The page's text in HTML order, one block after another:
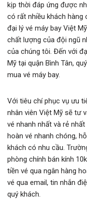
kịp thời đáp ứng được
có rất nhiều khách hàng
đại lý vé máy bay Việt
chất lượng của đội ngũ
của chúng tôi. Đến với
Mỹ tại quận Bình Tân,
mua vé máy bay.
Với tiêu chí phục vụ ưu
nhân viên Việt Mỹ sẽ tư
vé nhanh nhất và rẻ
hoàn vé nhanh chóng,
khách có nhu cầu.
phòng chính bán kính
tiền vé qua ngân hàng
vé qua email, tin nhắn
quý khách.